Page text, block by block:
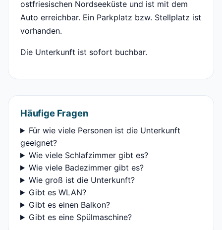
ostfriesischen Nordseeküste und ist mit dem
Auto erreichbar. Ein Parkplatz bzw. Stellplatz ist
vorhanden.
Die Unterkunft ist sofort buchbar.
Häufige Fragen
Für wie viele Personen ist die Unterkunft
geeignet?
Wie viele Schlafzimmer gibt es?
Wie viele Badezimmer gibt es?
Wie groß ist die Unterkunft?
Gibt es WLAN?
Gibt es einen Balkon?
Gibt es eine Spülmaschine?